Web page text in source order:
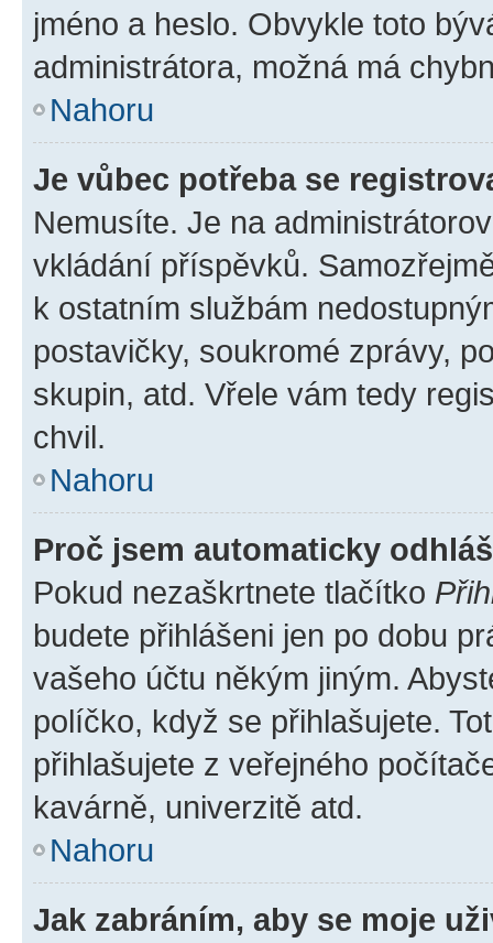
jméno a heslo. Obvykle toto
administrátora, možná má
Nahoru
Je vůbec potřeba se
Nemusíte. Je na
vkládání příspěvků.
k ostatním službám
postavičky, soukromé zprávy,
skupin, atd. Vřele vám tedy
chvil.
Nahoru
Proč jsem automaticky
Pokud nezaškrtnete tlačítko
budete přihlášeni jen po dobu
vašeho účtu někým jiným.
políčko, když se přihlašujete.
přihlašujete z veřejného
kavárně, univerzitě atd.
Nahoru
Jak zabráním, aby se moje